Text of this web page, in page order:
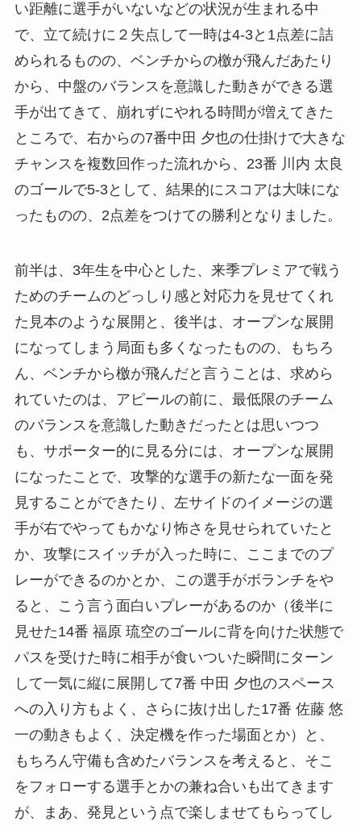
い距離に選手がいないなどの状況が生まれる中
で、立て続けに２失点して一時は4-3と1点差に詰
められるものの、ベンチからの檄が飛んだあたり
から、中盤のバランスを意識した動きができる選
手が出てきて、崩れずにやれる時間が増えてきた
ところで、右からの7番中田 夕也の仕掛けで大きな
チャンスを複数回作った流れから、23番 川内 太良
のゴールで5-3として、結果的にスコアは大味にな
ったものの、2点差をつけての勝利となりました。
前半は、3年生を中心とした、来季プレミアで戦う
ためのチームのどっしり感と対応力を見せてくれ
た見本のような展開と、後半は、オープンな展開
になってしまう局面も多くなったものの、もちろ
ん、ベンチから檄が飛んだと言うことは、求めら
れていたのは、アピールの前に、最低限のチーム
のバランスを意識した動きだったとは思いつつ
も、サポーター的に見る分には、オープンな展開
になったことで、攻撃的な選手の新たな一面を発
見することができたり、左サイドのイメージの選
手が右でやってもかなり怖さを見せられていたと
か、攻撃にスイッチが入った時に、ここまでのプ
レーができるのかとか、この選手がボランチをや
ると、こう言う面白いプレーがあるのか（後半に
見せた14番 福原 琉空のゴールに背を向けた状態で
パスを受けた時に相手が食いついた瞬間にターン
して一気に縦に展開して7番 中田 夕也のスペース
への入り方もよく、さらに抜け出した17番 佐藤 悠
一の動きもよく、決定機を作った場面とか）と、
もちろん守備も含めたバランスを考えると、そこ
をフォローする選手とかの兼ね合いも出てきます
が、まあ、発見という点で楽しませてもらってし